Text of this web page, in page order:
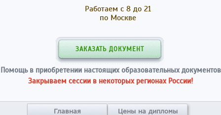
Работаем с 8 до 21
по Москве
ЗАКАЗАТЬ ДОКУМЕНТ
Помощь в приобретении настоящих образовательных документов
Закрываем сессии в некоторых регионах России!
Главная Цены на дипломы